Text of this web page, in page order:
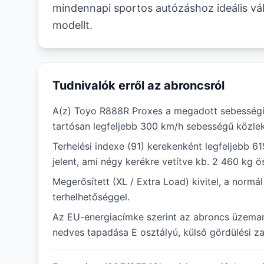
mindennapi sportos autózáshoz ideális
modellt.
Tudnivalók erről az abroncsról
A(z) Toyo R888R Proxes a megadott
tartósan legfeljebb 300 km/h sebességű
Terhelési indexe (91) kerekenként legfeljebb
jelent, ami négy kerékre vetítve kb. 2 460 kg
Megerősített (XL / Extra Load) kivitel, a
terhelhetőséggel.
Az EU-energiacímke szerint az abroncs
nedves tapadása E osztályú, külső gördülési